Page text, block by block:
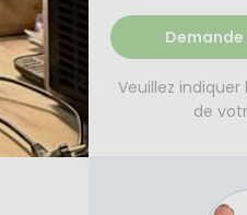
Veuillez
de